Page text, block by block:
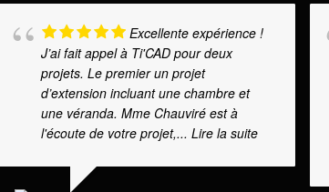
Excellente expérience !
J’ai fait appel à Ti'CAD pour deux
projets. Le premier un projet
d’extension incluant une chambre et
une véranda. Mme Chauviré est à
l'écoute de votre projet,... Lire la suite